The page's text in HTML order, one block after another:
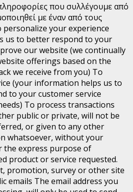
που συλλέγουμε από
με έναν από τους
personalize your experience
us to better respond to your
our website (we continually
offerings based on the
we receive from you) To
(your information helps us to
to your customer service
To process transactions
public or private, will not be
or given to any other
whatsoever, without your
express purpose of
product or service requested.
promotion, survey or other site
emails The email address you